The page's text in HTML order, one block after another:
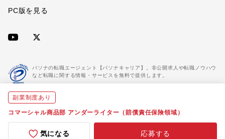
PC版を見る
パソナの転職エージェント【パソナキャリア】。非公開求人や転職ノウハウ
など転職に関する情報・サービスを無料で提供します。
「パソナキャリア」は職業紹介優良事業者に認定されています。
副業制度あり
コマーシャル商品部 アンダーライター（賠償責任保険領域）
気になる 応募する